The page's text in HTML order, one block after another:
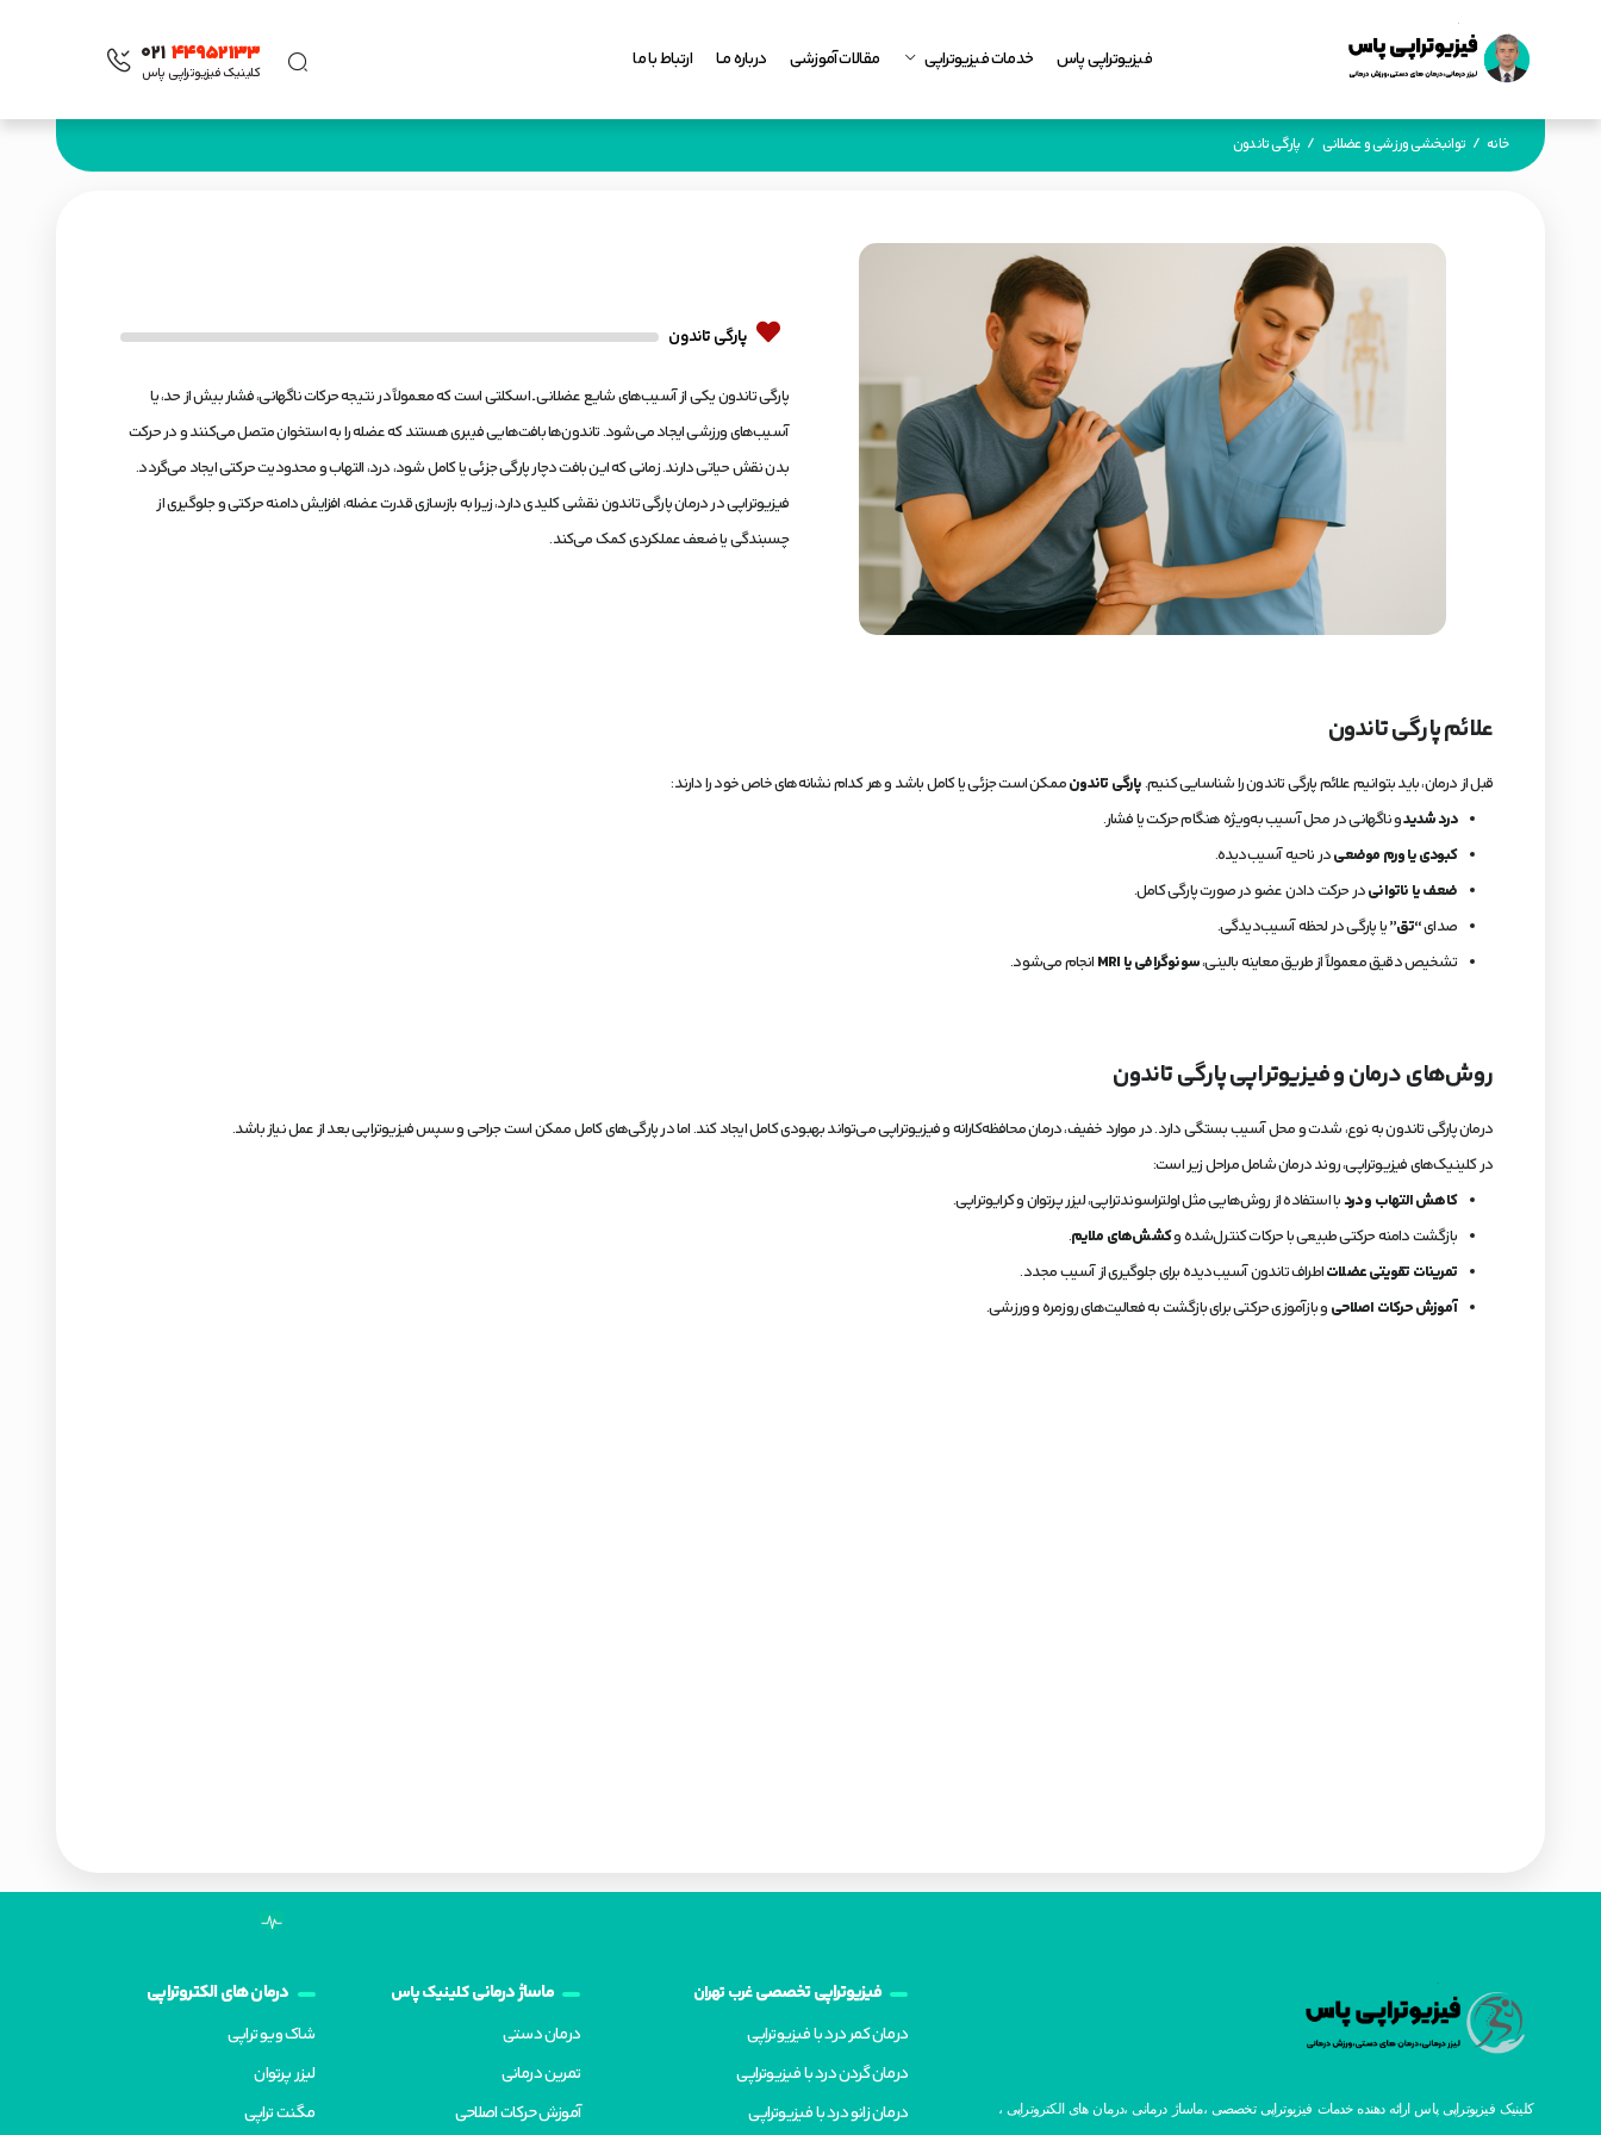
فیزیوتراپی پاس خدمات فیزیوتراپی مقالات آموزشی درباره مــا ارتباط با ما 02144952133
کلینیک فیزیوتراپی پاس
خانه / توانبخشی ورزشی و عضلانی / پارگی تاندون
پارگی تاندون
پارگی تاندون یکی از آسیب‌های شایع عضلانی ـ اسکلتی است که معمولاً در نتیجه حرکات ناگهانی، فشار بیش از حد، یا
آسیب‌های ورزشی ایجاد می‌شود. تاندون‌ها بافت‌هایی فیبری هستند که عضله را به استخوان متصل می‌کنند و در حرکت
بدن نقش حیاتی دارند. زمانی که این بافت دچار پارگی جزئی یا کامل شود، درد، التهاب و محدودیت حرکتی ایجاد می‌گردد.
فیزیوتراپی در درمان پارگی تاندون نقشی کلیدی دارد، زیرا به بازسازی قدرت عضله، افزایش دامنه حرکتی و جلوگیری از
چسبندگی یا ضعف عملکردی کمک می‌کند.
علائم پارگی تاندون
قبل از درمان، باید بتوانیم علائم پارگی تاندون را شناسایی کنیم.پارگی تاندونممکن است جزئی یا کامل باشد و هر کدام نشانه‌های خاص خود را دارند:
درد شدیدو ناگهانی در محل آسیب به‌ویژه هنگام حرکت یا فشار.
کبودی یا ورم موضعیدر ناحیه آسیب‌دیده.
ضعف یا ناتوانیدر حرکت دادن عضو در صورت پارگی کامل.
صدای“تق”یا پارگی در لحظه آسیب‌دیدگی.
تشخیص دقیق معمولاً از طریق معاینه بالینی،سونوگرافی یا MRI انجام می‌شود.
روش‌های درمان و فیزیوتراپی پارگی تاندون
درمان پارگی تاندون به نوع، شدت و محل آسیب بستگی دارد. در موارد خفیف، درمان محافظه‌کارانه و فیزیوتراپی می‌تواند بهبودی کامل ایجاد کند. اما در پارگی‌های کامل ممکن است جراحی و سپس فیزیوتراپی بعد از عمل نیاز باشد.
در کلینیک‌های فیزیوتراپی، روند درمان شامل مراحل زیر است:
کاهش التهاب و دردبا استفاده از روش‌هایی مثل اولتراسوندتراپی، لیزر پرتوان و کرایوتراپی.
بازگشت دامنه حرکتی طبیعی با حرکات کنترل‌شده وکشش‌های ملایم.
تمرینات تقویتی عضلاتاطراف تاندون آسیب‌دیده برای جلوگیری از آسیب مجدد.
آموزش حرکات اصلاحی و بازآموزی حرکتی برای بازگشت به فعالیت‌های روزمره و ورزشی.
کلینیک فیزیوتراپی پاس ارائه دهنده خدمات فیزیوتراپی تخصصی ،ماساژ درمانی ،درمان های الکتروتراپی ،
فیزیوتراپی تخصصیغرب تهران
درمان کمر درد با فیزیوتراپی
درمان گردن درد با فیزیوتراپی
درمان زانو درد با فیزیوتراپی
ماساژ درمانیکلینیک پاس
درمان دستی
تمرین درمانی
آموزش حرکات اصلاحی
درمان های الکتروتراپی
شاک ویو تراپی
لیزر پرتوان
مگنت تراپی